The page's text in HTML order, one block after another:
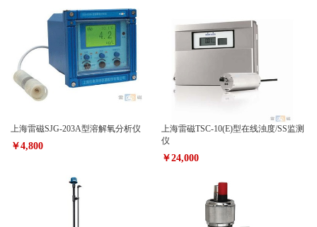
上海雷磁SJG-203A型溶解氧分析仪
￥4,800
上海雷磁TSC-10(E)型在线浊度/SS监测
仪
￥24,000